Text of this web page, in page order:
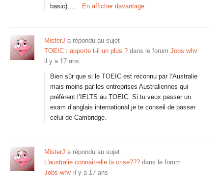
basic).…
En afficher davantage
MisterJ a répondu au sujet
TOEIC : apporte t-il un plus ? dans le forum Jobs whv
il y a 17 ans
Bien sûr que si le TOEIC est reconnu par l’Australie
mais moins par les entreprises Australiennes qui
préfèrent l’IELTS au TOEIC. Si tu veux passer un
exam d’anglais international je te conseil de passer
celui de Cambridge.
MisterJ a répondu au sujet
L'australie connait-elle la crise??? dans le forum
Jobs whv il y a 17 ans